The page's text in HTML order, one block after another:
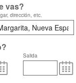
vas?
dirección, etc.
Salida